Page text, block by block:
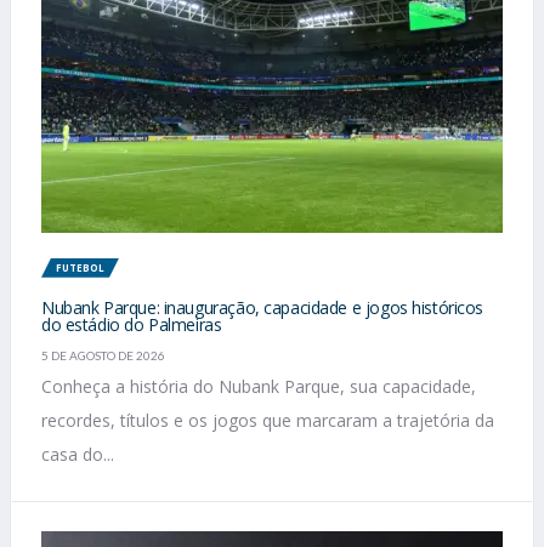
FUTEBOL
Nubank Parque: inauguração, capacidade e jogos históricos
do estádio do Palmeiras
5 DE AGOSTO DE 2026
Conheça a história do Nubank Parque, sua capacidade,
recordes, títulos e os jogos que marcaram a trajetória da
casa do...